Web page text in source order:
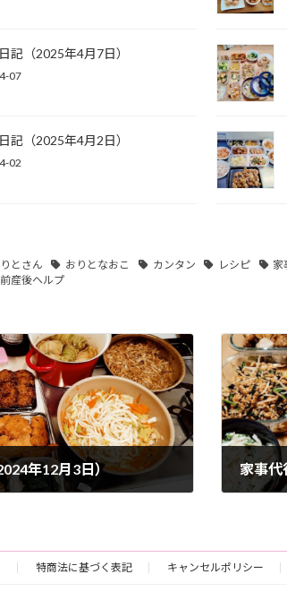
記（2025年4月7日）
07
記（2025年4月2日）
02
とさん おりとなおこ カンタン レシピ 家
産後ヘルプ
年12月3日） 家事代
特商法に基づく表記 キャンセルポリシー